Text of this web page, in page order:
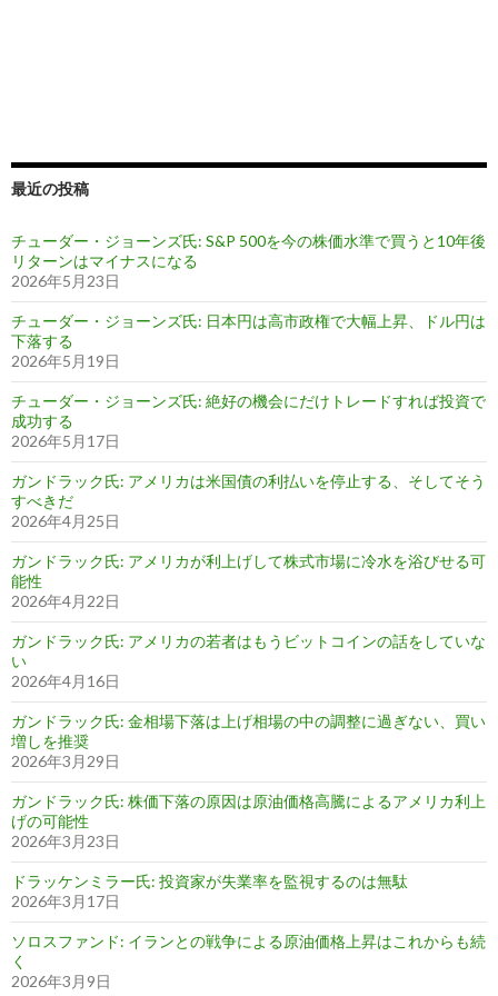
最近の投稿
チューダー・ジョーンズ氏: S&P 500を今の株価水準で買うと10年後
リターンはマイナスになる
2026年5月23日
チューダー・ジョーンズ氏: 日本円は高市政権で大幅上昇、ドル円は
下落する
2026年5月19日
チューダー・ジョーンズ氏: 絶好の機会にだけトレードすれば投資で
成功する
2026年5月17日
ガンドラック氏: アメリカは米国債の利払いを停止する、そしてそう
すべきだ
2026年4月25日
ガンドラック氏: アメリカが利上げして株式市場に冷水を浴びせる可
能性
2026年4月22日
ガンドラック氏: アメリカの若者はもうビットコインの話をしていな
い
2026年4月16日
ガンドラック氏: 金相場下落は上げ相場の中の調整に過ぎない、買い
増しを推奨
2026年3月29日
ガンドラック氏: 株価下落の原因は原油価格高騰によるアメリカ利上
げの可能性
2026年3月23日
ドラッケンミラー氏: 投資家が失業率を監視するのは無駄
2026年3月17日
ソロスファンド: イランとの戦争による原油価格上昇はこれからも続
く
2026年3月9日